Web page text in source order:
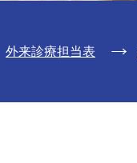
外来診療担当表